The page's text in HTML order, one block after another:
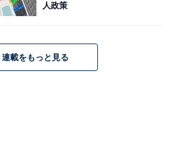
人政策
連載をもっと見る